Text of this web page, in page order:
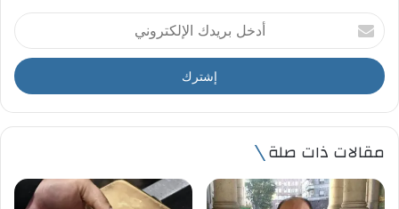
أ
د
خ
ل
ر
د
ا
مقالات ذات صلة